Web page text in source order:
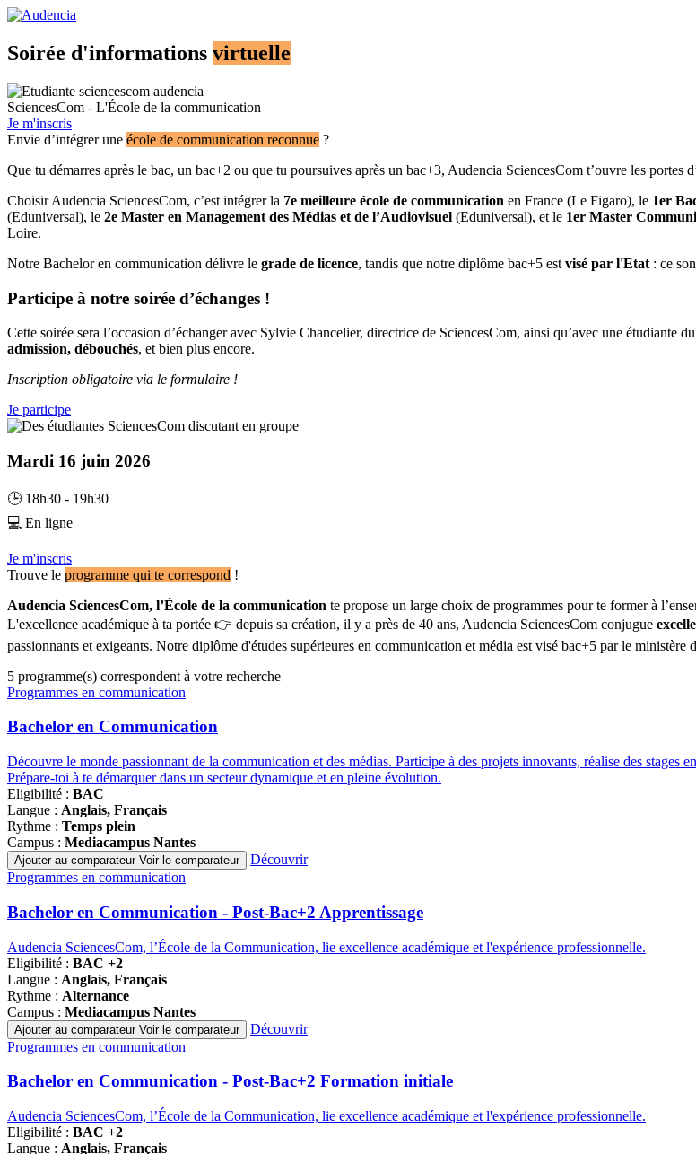
Aller
contenu
principal
Soirée d'informations virtuelle
SciencesCom - L'École de la communication
Je m'inscris
Envie d’intégrer une école de communication reconnue ?
Que tu démarres après le bac, un bac+2 ou que tu poursuives après un bac+3, Audencia SciencesCom t’ouvre les portes
Choisir Audencia SciencesCom, c’est intégrer la 7e meilleure école de communication en France (Le Figaro), le 1er
(Eduniversal), le 2e Master en Management des Médias et de l’Audiovisuel (Eduniversal), et le 1er Master
Loire.
Notre Bachelor en communication délivre le grade de licence, tandis que notre diplôme bac+5 est visé par l'Etat : ce
Participe à notre soirée d’échanges !
Cette soirée sera l’occasion d’échanger avec Sylvie Chancelier, directrice de SciencesCom, ainsi qu’avec une étudiante
admission, débouchés, et bien plus encore.
Inscription obligatoire via le formulaire !
Je participe
Mardi 16 juin 2026
🕒 18h30 - 19h30
💻 En ligne
Je m'inscris
Trouve le programme qui te correspond !
Audencia SciencesCom, l’École de la communication te propose un large choix de programmes pour te former à
L'excellence académique à ta portée 👉 depuis sa création, il y a près de 40 ans, Audencia SciencesCom conjugue
passionnants et exigeants. Notre diplôme d'études supérieures en communication et média est visé bac+5 par le
5 programme(s) correspondent à votre recherche
Famille
programmes
Programmes en communication
Bachelor en Communication
Découvre le monde passionnant de la communication et des médias. Participe à des projets innovants, réalise des
Prépare-toi à te démarquer dans un secteur dynamique et en pleine évolution.
Eligibilité : BAC
Langue : Anglais, Français
Rythme : Temps plein
Campus : Mediacampus Nantes
Ajouter au comparateur Voir le comparateur
Découvrir
Famille
programmes
Programmes en communication
Bachelor en Communication - Post-Bac+2 Apprentissage
Audencia SciencesCom, l’École de la Communication, lie excellence académique et l'expérience professionnelle.
Eligibilité : BAC +2
Langue : Anglais, Français
Rythme : Alternance
Campus : Mediacampus Nantes
Ajouter au comparateur Voir le comparateur
Découvrir
Famille
programmes
Programmes en communication
Bachelor en Communication - Post-Bac+2 Formation initiale
Audencia SciencesCom, l’École de la Communication, lie excellence académique et l'expérience professionnelle.
Eligibilité : BAC +2
Langue : Anglais, Français